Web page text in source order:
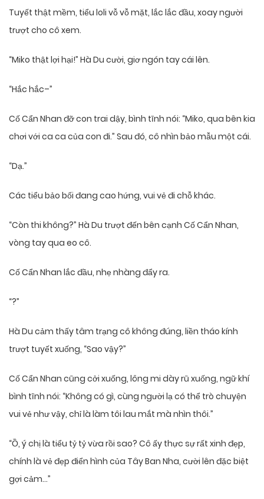
Tuyết thật mềm, tiểu loli vỗ vỗ mặt, lắc lắc đầu, xoay người
trượt cho cô xem.
“Miko thật lợi hại!” Hà Du cười, giơ ngón tay cái lên.
“Hắc hắc–”
Cố Cẩn Nhan đỡ con trai dậy, bình tĩnh nói: “Miko, qua bên kia
chơi với ca ca của con đi.” Sau đó, cô nhìn bảo mẫu một cái.
“Dạ.”
Các tiểu bảo bối đang cao hứng, vui vẻ đi chỗ khác.
“Còn thi không?” Hà Du trượt đến bên cạnh Cố Cẩn Nhan,
vòng tay qua eo cô.
Cố Cẩn Nhan lắc đầu, nhẹ nhàng đẩy ra.
“?”
Hà Du cảm thấy tâm trạng cô không đúng, liền tháo kính
trượt tuyết xuống, “Sao vậy?”
Cố Cẩn Nhan cũng cởi xuống, lông mi dày rũ xuống, ngữ khí
bình tĩnh nói: “Không có gì, cùng người lạ có thể trò chuyện
vui vẻ như vậy, chỉ là làm tôi lau mắt mà nhìn thôi.”
“Ồ, ý chị là tiểu tỷ tỷ vừa rồi sao? Cô ấy thực sự rất xinh đẹp,
chính là vẻ đẹp điển hình của Tây Ban Nha, cười lên đặc biệt
gợi cảm…”